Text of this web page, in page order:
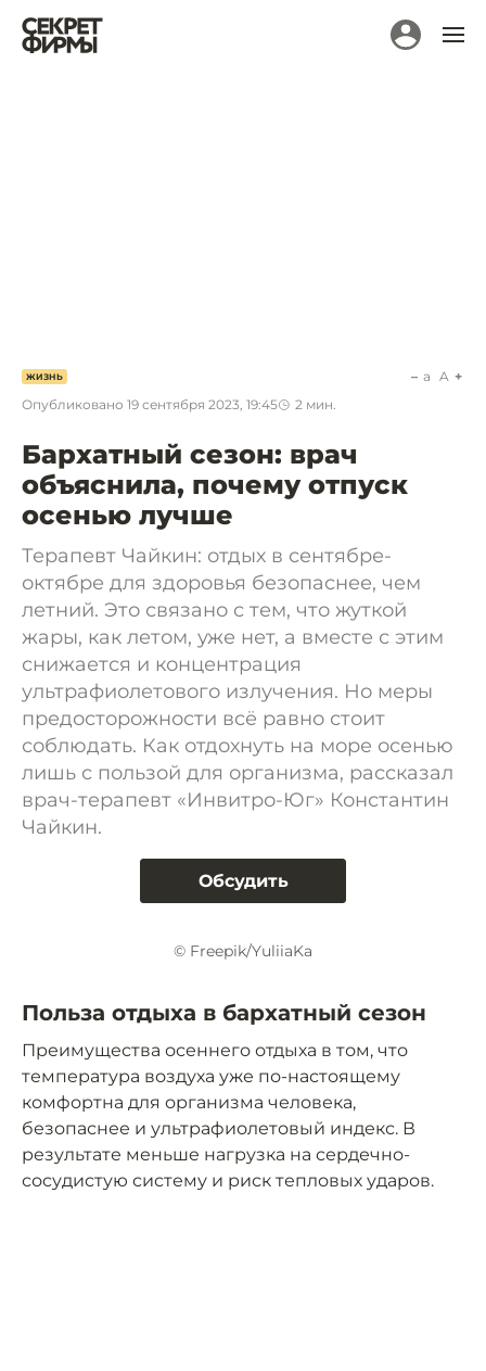
ЖИЗНЬ
Опубликовано 19 сентября 2023, 19:45 2 мин.
a A
Бархатный сезон: врач
объяснила, почему отпуск
осенью лучше
Терапевт Чайкин: отдых в сентябре-
октябре для здоровья безопаснее, чем
летний. Это связано с тем, что жуткой
жары, как летом, уже нет, а вместе с этим
снижается и концентрация
ультрафиолетового излучения. Но меры
предосторожности всё равно стоит
соблюдать. Как отдохнуть на море осенью
лишь с пользой для организма, рассказал
врач-терапевт «Инвитро-Юг» Константин
Чайкин.
Обсудить
© Freepik/YuliiaKa
Польза отдыха в бархатный сезон
Преимущества осеннего отдыха в том, что
температура воздуха уже по-настоящему
комфортна для организма человека,
безопаснее и ультрафиолетовый индекс. В
результате меньше нагрузка на сердечно-
сосудистую систему и риск тепловых ударов.